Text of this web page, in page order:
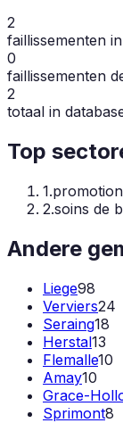
2
faillissementen
0
faillissementen
2
totaal in
Top
1.
2.soins de
Andere
Liege98
Verviers24
Seraing18
Herstal13
Flemalle10
Amay10
Grace-
Sprimont8